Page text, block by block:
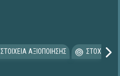
ΣΤΟΙΧΕΙΑ ΑΞΙΟΠΟΙΗΣΗΣ